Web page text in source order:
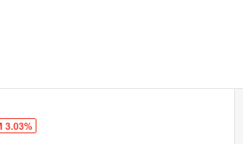
3.03%